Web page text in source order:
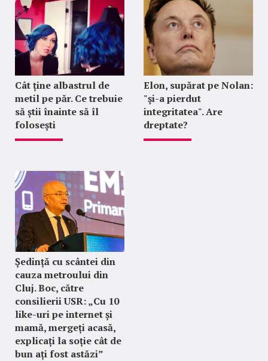
Cât ține albastrul de
metil pe păr. Ce trebuie
să știi înainte să îl
folosești
Elon, supărat pe Nolan:
"şi-a pierdut
integritatea". Are
dreptate?
Ședință cu scântei din
cauza metroului din
Cluj. Boc, către
consilierii USR: „Cu 10
like-uri pe internet și
mamă, mergeți acasă,
explicați la soție cât de
bun ați fost astăzi”